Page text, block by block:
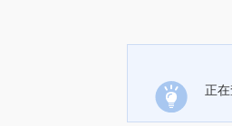
正